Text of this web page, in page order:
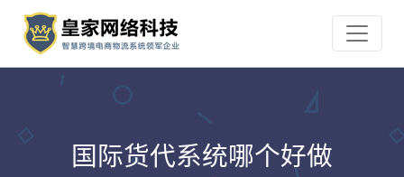
国际货代系统哪个好做